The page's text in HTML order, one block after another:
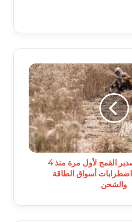
الهند تستأنف تصدير القمح لأول مرة منذ 4
أسواق الطاقة
والشحن